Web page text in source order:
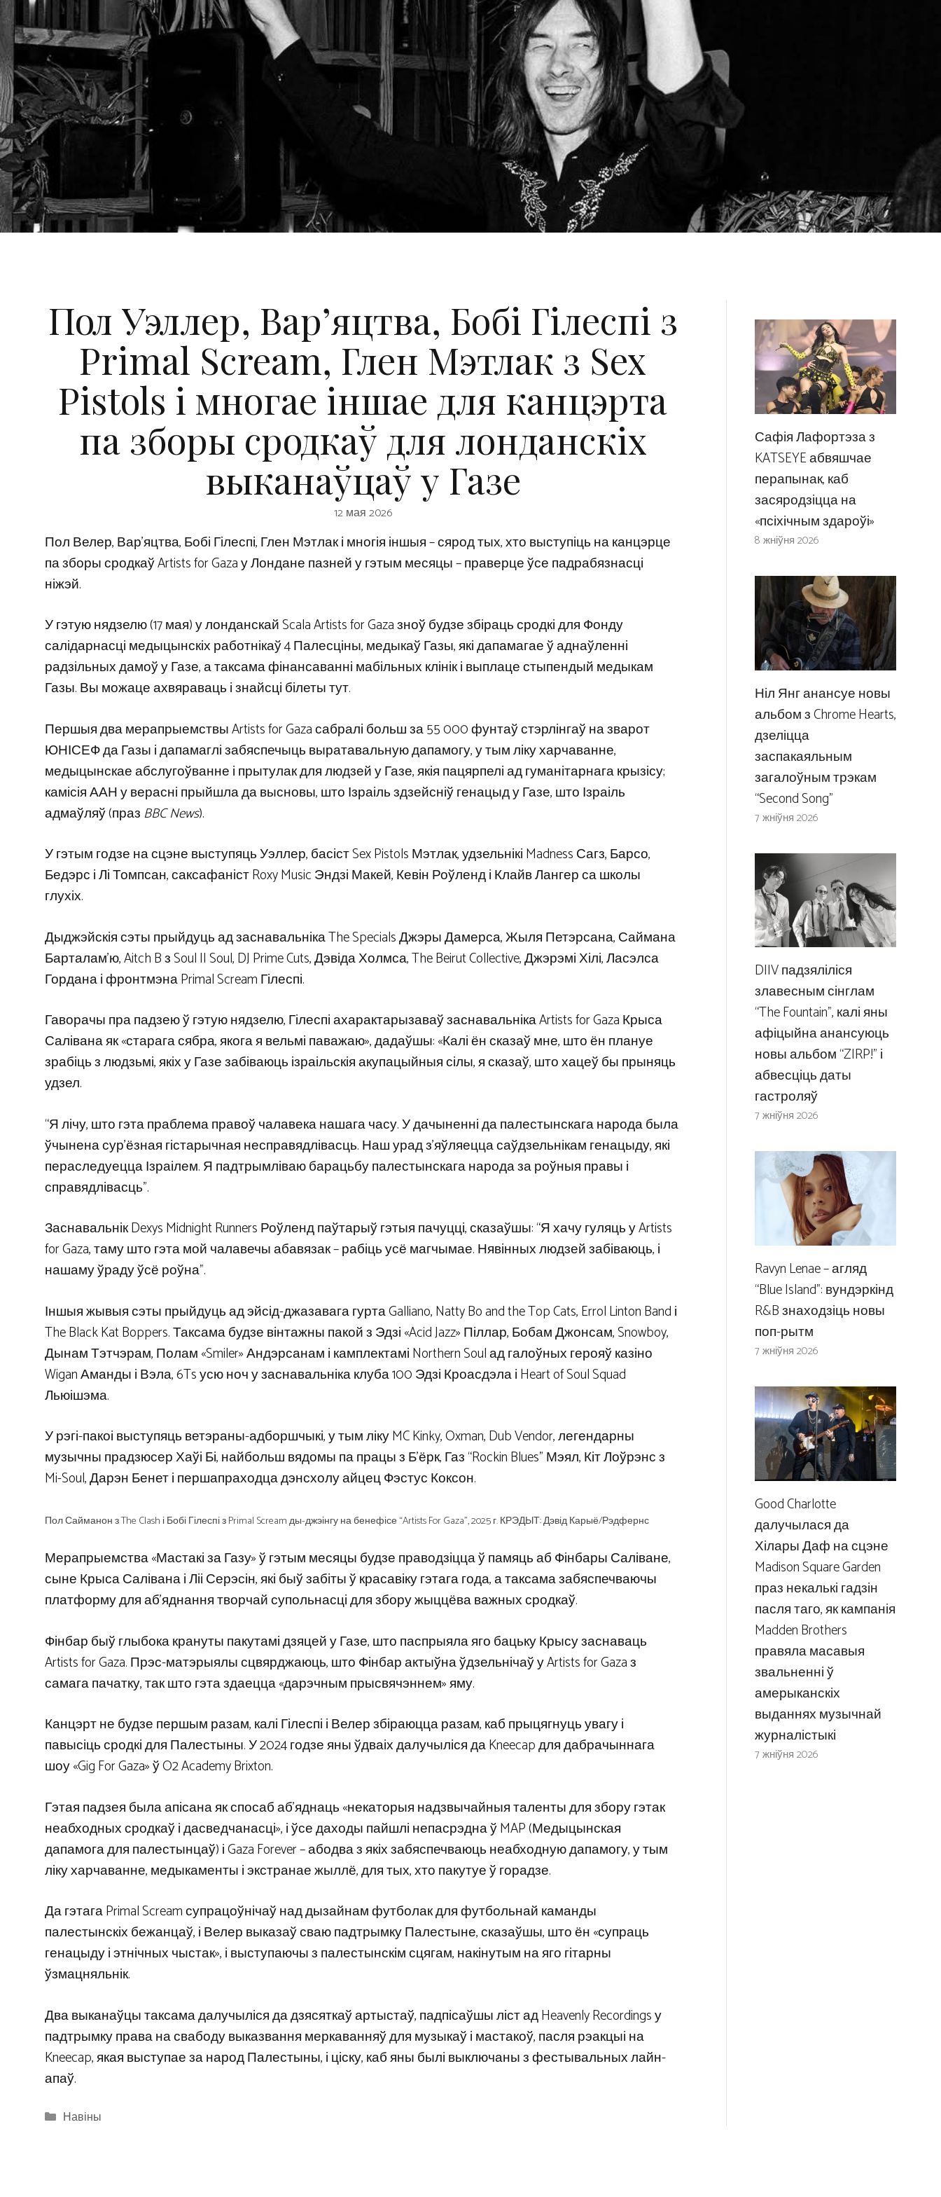
Пол Уэллер, Вар’яцтва, Бобі Гілеспі з
Primal Scream, Глен Мэтлак з Sex
Pistols і многае іншае для канцэрта
па зборы сродкаў для лонданскіх
выканаўцаў у Газе
12 мая 2026
Пол Велер, Вар’яцтва, Бобі Гілеспі, Глен Мэтлак і многія іншыя – сярод тых, хто выступіць на канцэрце
па зборы сродкаў Artists for Gaza у Лондане пазней у гэтым месяцы – праверце ўсе падрабязнасці
ніжэй.
У гэтую нядзелю (17 мая) у лонданскай Scala Artists for Gaza зноў будзе збіраць сродкі для Фонду
салідарнасці медыцынскіх работнікаў 4 Палесціны, медыкаў Газы, які дапамагае ў аднаўленні
радзільных дамоў у Газе, а таксама фінансаванні мабільных клінік і выплаце стыпендый медыкам
Газы. Вы можаце ахвяраваць і знайсці білеты тут.
Першыя два мерапрыемствы Artists for Gaza сабралі больш за 55 000 фунтаў стэрлінгаў на зварот
ЮНІСЕФ да Газы і дапамаглі забяспечыць выратавальную дапамогу, у тым ліку харчаванне,
медыцынскае абслугоўванне і прытулак для людзей у Газе, якія пацярпелі ад гуманітарнага крызісу;
камісія ААН у верасні прыйшла да высновы, што Ізраіль здзейсніў генацыд у Газе, што Ізраіль
адмаўляў (праз BBC News).
У гэтым годзе на сцэне выступяць Уэллер, басіст Sex Pistols Мэтлак, удзельнікі Madness Сагз, Барсо,
Бедэрс і Лі Томпсан, саксафаніст Roxy Music Эндзі Макей, Кевін Роўленд і Клайв Лангер са школы
глухіх.
Дыджэйскія сэты прыйдуць ад заснавальніка The Specials Джэры Дамерса, Жыля Петэрсана, Саймана
Барталам’ю, Aitch B з Soul II Soul, DJ Prime Cuts, Дэвіда Холмса, The Beirut Collective, Джэрэмі Хілі, Ласэлса
Гордана і фронтмэна Primal Scream Гілеспі.
Гаворачы пра падзею ў гэтую нядзелю, Гілеспі ахарактарызаваў заснавальніка Artists for Gaza Крыса
Салівана як «старага сябра, якога я вельмі паважаю», дадаўшы: «Калі ён сказаў мне, што ён плануе
зрабіць з людзьмі, якіх у Газе забіваюць ізраільскія акупацыйныя сілы, я сказаў, што хацеў бы прыняць
удзел.
“Я лічу, што гэта праблема правоў чалавека нашага часу. У дачыненні да палестынскага народа была
ўчынена сур’ёзная гістарычная несправядлівасць. Наш урад з’яўляецца саўдзельнікам генацыду, які
пераследуецца Ізраілем. Я падтрымліваю барацьбу палестынскага народа за роўныя правы і
справядлівасць”.
Заснавальнік Dexys Midnight Runners Роўленд паўтарыў гэтыя пачуцці, сказаўшы: “Я хачу гуляць у Artists
for Gaza, таму што гэта мой чалавечы абавязак – рабіць усё магчымае. Нявінных людзей забіваюць, і
нашаму ўраду ўсё роўна”.
Іншыя жывыя сэты прыйдуць ад эйсід-джазавага гурта Galliano, Natty Bo and the Top Cats, Errol Linton Band і
The Black Kat Boppers. Таксама будзе вінтажны пакой з Эдзі «Acid Jazz» Піллар, Бобам Джонсам, Snowboy,
Дынам Тэтчэрам, Полам «Smiler» Андэрсанам і камплектамі Northern Soul ад галоўных герояў казіно
Wigan Аманды і Вэла, 6Ts усю ноч у заснавальніка клуба 100 Эдзі Кроасдэла і Heart of Soul Squad
Льюішэма.
У рэгі-пакоі выступяць ветэраны-адборшчыкі, у тым ліку MC Kinky, Oxman, Dub Vendor, легендарны
музычны прадзюсер Хаўі Бі, найбольш вядомы па працы з Б’ёрк, Газ “Rockin Blues” Мэял, Кіт Лоўрэнс з
Mi-Soul, Дарэн Бенет і першапраходца дэнсхолу айцец Фэстус Коксон.
Пол Сайманон з The Clash і Бобі Гілеспі з Primal Scream ды-джэінгу на бенефісе “Artists For Gaza”, 2025 г. КРЭДЫТ: Дэвід Карыё/Рэдфернс
Мерапрыемства «Мастакі за Газу» ў гэтым месяцы будзе праводзіцца ў памяць аб Фінбары Саліване,
сыне Крыса Салівана і Ліі Серэсін, які быў забіты ў красавіку гэтага года, а таксама забяспечваючы
платформу для аб’яднання творчай супольнасці для збору жыццёва важных сродкаў.
Фінбар быў глыбока крануты пакутамі дзяцей у Газе, што паспрыяла яго бацьку Крысу заснаваць
Artists for Gaza. Прэс-матэрыялы сцвярджаюць, што Фінбар актыўна ўдзельнічаў у Artists for Gaza з
самага пачатку, так што гэта здаецца «дарэчным прысвячэннем» яму.
Канцэрт не будзе першым разам, калі Гілеспі і Велер збіраюцца разам, каб прыцягнуць увагу і
павысіць сродкі для Палестыны. У 2024 годзе яны ўдваіх далучыліся да Kneecap для дабрачыннага
шоу «Gig For Gaza» ў O2 Academy Brixton.
Гэтая падзея была апісана як спосаб аб’яднаць «некаторыя надзвычайныя таленты для збору гэтак
неабходных сродкаў і дасведчанасці», і ўсе даходы пайшлі непасрэдна ў MAP (Медыцынская
дапамога для палестынцаў) і Gaza Forever – абодва з якіх забяспечваюць неабходную дапамогу, у тым
ліку харчаванне, медыкаменты і экстранае жыллё, для тых, хто пакутуе ў горадзе.
Да гэтага Primal Scream супрацоўнічаў над дызайнам футболак для футбольнай каманды
палестынскіх бежанцаў, і Велер выказаў сваю падтрымку Палестыне, сказаўшы, што ён «супраць
генацыду і этнічных чыстак», і выступаючы з палестынскім сцягам, накінутым на яго гітарны
ўзмацняльнік.
Два выканаўцы таксама далучыліся да дзясяткаў артыстаў, падпісаўшы ліст ад Heavenly Recordings у
падтрымку права на свабоду выказвання меркаванняў для музыкаў і мастакоў, пасля рэакцыі на
Kneecap, якая выступае за народ Палестыны, і ціску, каб яны былі выключаны з фестывальных лайн-
апаў.
Categories
Навіны
Сафія Лафортэза з
KATSEYE абвяшчае
перапынак, каб
засяродзіцца на
«псіхічным здароўі»
8 жніўня 2026
Ніл Янг анансуе новы
альбом з Chrome Hearts,
дзеліцца
заспакаяльным
загалоўным трэкам
“Second Song”
7 жніўня 2026
DIIV падзяліліся
злавесным сінглам
“The Fountain”, калі яны
афіцыйна анансуюць
новы альбом “ZIRP!” і
абвесціць даты
гастроляў
7 жніўня 2026
Ravyn Lenae – агляд
“Blue Island”: вундэркінд
R&B знаходзіць новы
поп-рытм
7 жніўня 2026
Good Charlotte
далучылася да
Хілары Даф на сцэне
Madison Square Garden
праз некалькі гадзін
пасля таго, як кампанія
Madden Brothers
правяла масавыя
звальненні ў
амерыканскіх
выданнях музычнай
журналістыкі
7 жніўня 2026